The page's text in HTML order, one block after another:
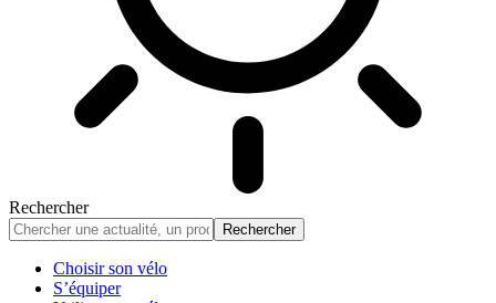
Rechercher
Choisir son vélo
S’équiper